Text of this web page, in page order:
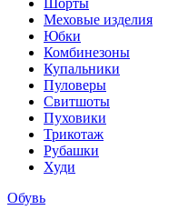
Шорты
Меховые изделия
Юбки
Комбинезоны
Купальники
Пуловеры
Свитшоты
Пуховики
Трикотаж
Рубашки
Худи
Обувь